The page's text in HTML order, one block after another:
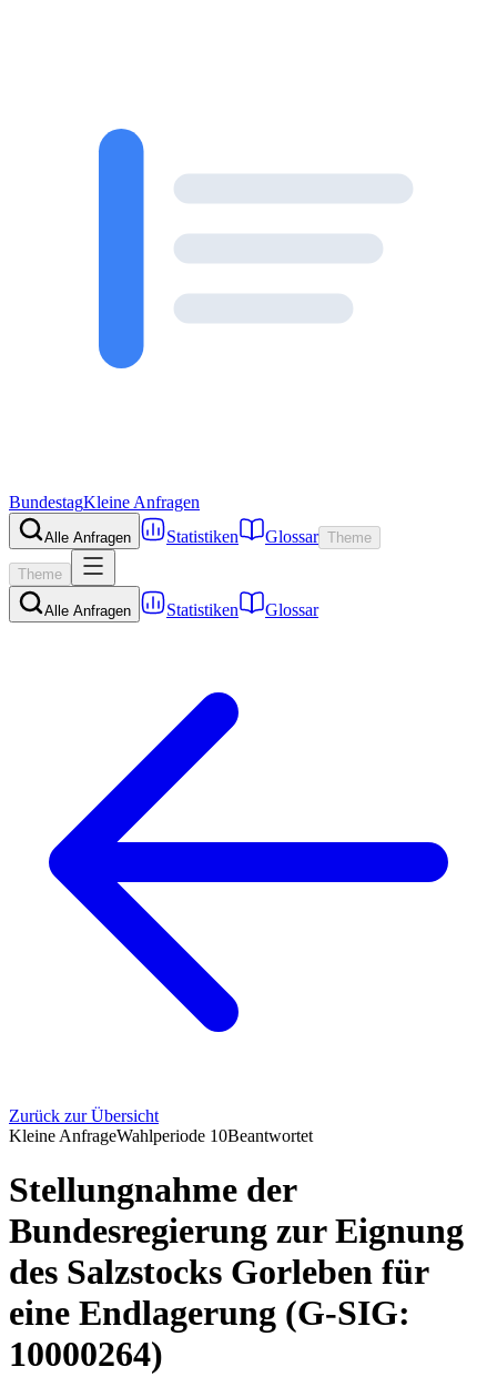
BundestagKleine Anfragen
Alle Anfragen Statistiken Glossar Theme
Theme
Alle Anfragen Statistiken Glossar
Zurück zur Übersicht
Kleine AnfrageWahlperiode 10Beantwortet
Stellungnahme der
Bundesregierung zur Eignung
des Salzstocks Gorleben für
eine Endlagerung (G-SIG:
10000264)